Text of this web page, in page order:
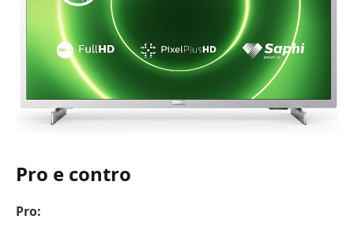
Pro e contro
Pro: